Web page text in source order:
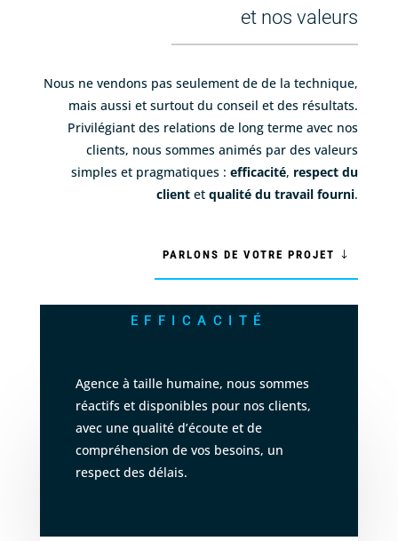
et nos valeurs
Nous ne vendons pas seulement de de la technique,
mais aussi et surtout du conseil et des résultats.
Privilégiant des relations de long terme avec nos
clients, nous sommes animés par des valeurs
simples et pragmatiques :efficacité, respect du
client etqualité du travail fourni.
PARLONS DE VOTRE PROJET
EFFICACITÉ
Agence à taille humaine, nous sommes
réactifs et disponibles pour nos clients,
avec une qualité d’écoute et de
compréhension de vos besoins, un
respect des délais.